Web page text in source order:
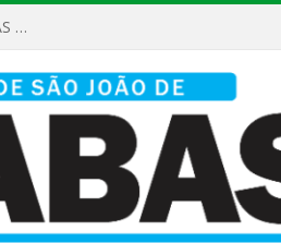
REGULAMENTO – V INTERMUNICIPAL DE QUADRILHAS JUNINAS 2026